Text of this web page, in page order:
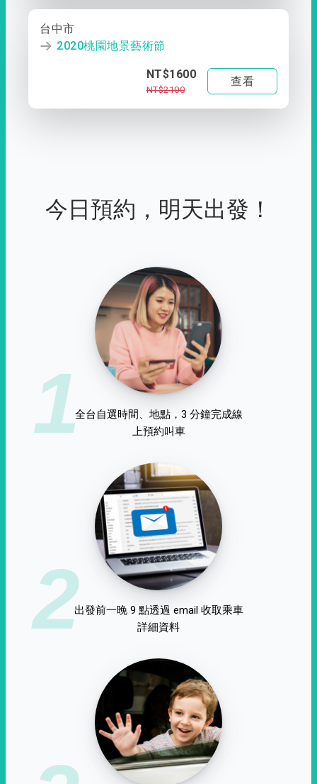
台中市
2020桃園地景藝術節
NT$1600
NT$2100
查看
今日預約，明天出發！
1全台自選時間、地點，3 分鐘完成線
上預約叫車
2出發前一晚 9 點透過 email 收取乘車
詳細資料